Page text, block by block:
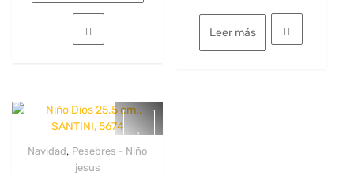
5
Leer más
Quick View
Navidad, Pesebres - Niño
jesus